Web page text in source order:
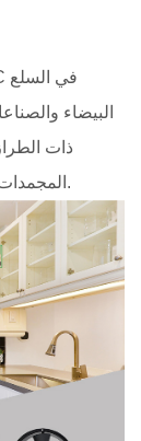
البيضاء
المجمدات والثلاجات وخزائن النبيذ وآلات اللحام الكهربائية.